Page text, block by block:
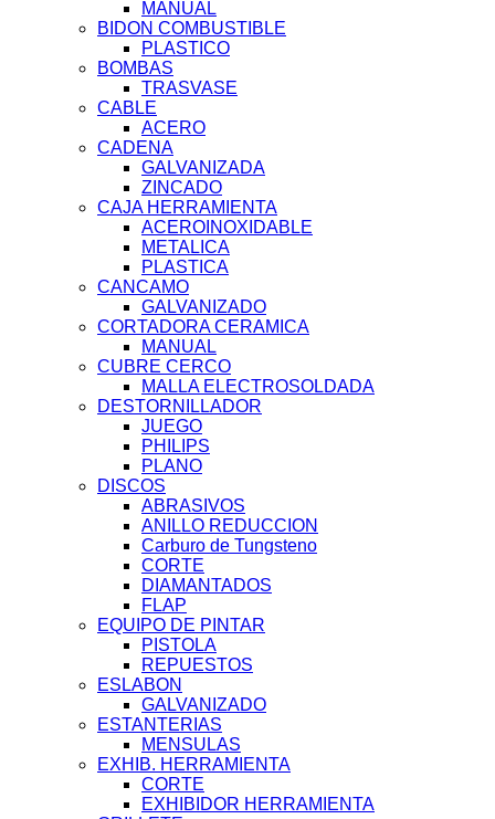
MANUAL
BIDON COMBUSTIBLE
PLASTICO
BOMBAS
TRASVASE
CABLE
ACERO
CADENA
GALVANIZADA
ZINCADO
CAJA HERRAMIENTA
ACEROINOXIDABLE
METALICA
PLASTICA
CANCAMO
GALVANIZADO
CORTADORA CERAMICA
MANUAL
CUBRE CERCO
MALLA ELECTROSOLDADA
DESTORNILLADOR
JUEGO
PHILIPS
PLANO
DISCOS
ABRASIVOS
ANILLO REDUCCION
Carburo de Tungsteno
CORTE
DIAMANTADOS
FLAP
EQUIPO DE PINTAR
PISTOLA
REPUESTOS
ESLABON
GALVANIZADO
ESTANTERIAS
MENSULAS
EXHIB. HERRAMIENTA
CORTE
EXHIBIDOR HERRAMIENTA